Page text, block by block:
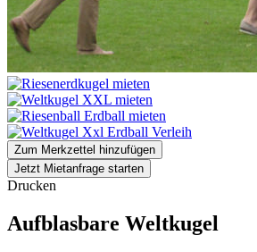
Zum Merkzettel hinzufügen
Jetzt Mietanfrage starten
Drucken
Aufblasbare Weltkugel